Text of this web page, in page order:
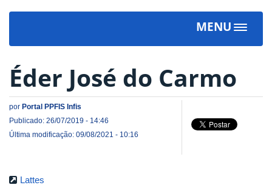
MENU
Toggle
Éder José do Carmo
por Portal PPFIS Infis
Publicado: 26/07/2019 - 14:46
Última modificação: 09/08/2021 - 10:16
Lattes